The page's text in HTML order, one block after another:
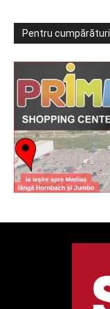
Pentru cumpărături